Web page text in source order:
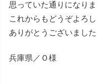
思っていた通りになりま
これからもどうぞよろ
ありがとうございました
兵庫県／Ｏ様